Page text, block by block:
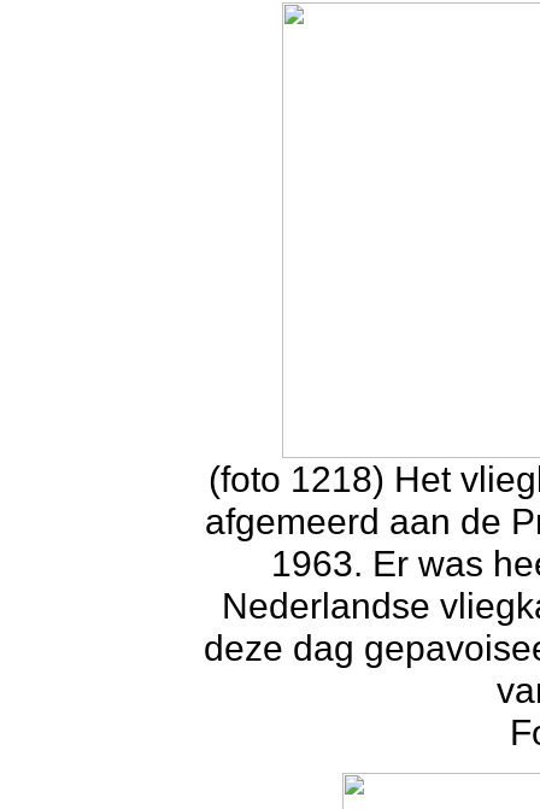
(foto 1218) Het
afgemeerd aan de
1963. Er was
Nederlandse
deze dag